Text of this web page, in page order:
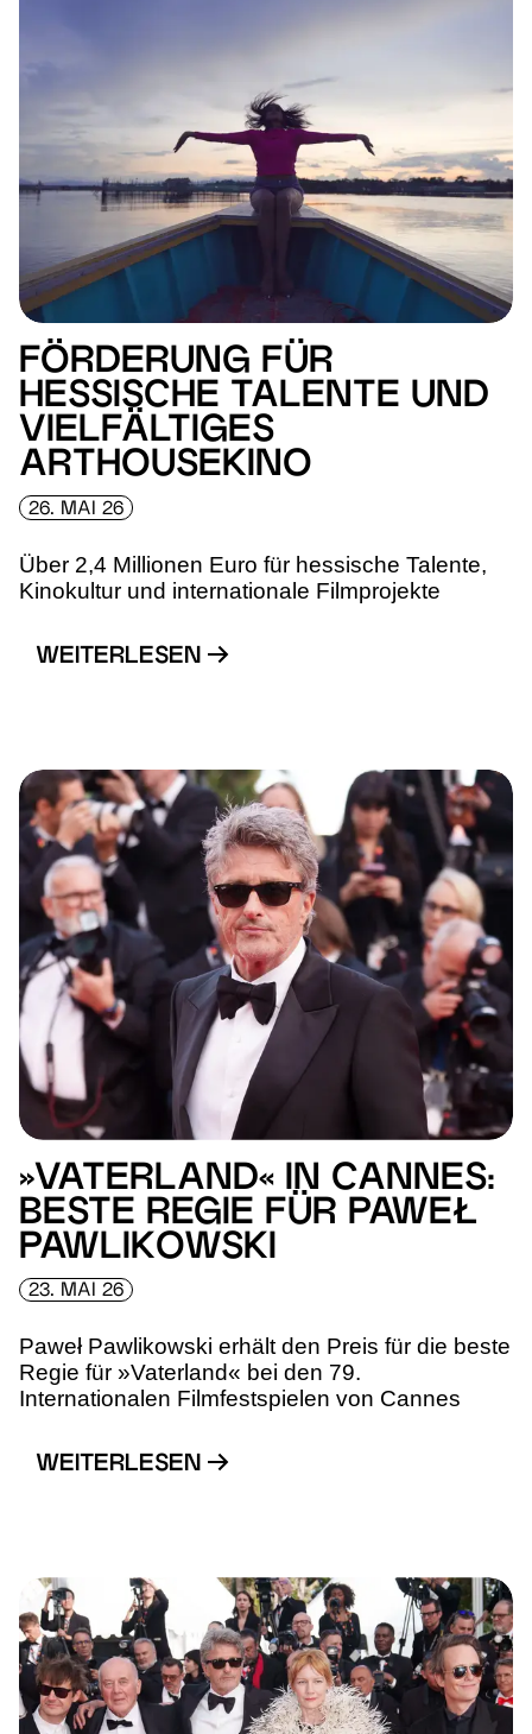
FÖRDERUNG FÜR
HESSISCHE TALENTE UND
VIELFÄLTIGES
ARTHOUSEKINO
26. MAI 26
Über 2,4 Millionen Euro für hessische Talente,
Kinokultur und internationale Filmprojekte
WEITERLESEN
»VATERLAND« IN CANNES:
BESTE REGIE FÜR PAWEŁ
PAWLIKOWSKI
23. MAI 26
Paweł Pawlikowski erhält den Preis für die beste
Regie für »Vaterland« bei den 79.
Internationalen Filmfestspielen von Cannes
WEITERLESEN